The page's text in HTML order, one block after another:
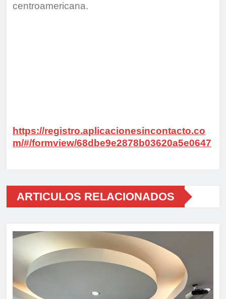
centroamericana.
https://registro.aplicacionesincontacto.co
m/#/formview/68dbe9e2878b03620a5e0647
ARTICULOS RELACIONADOS